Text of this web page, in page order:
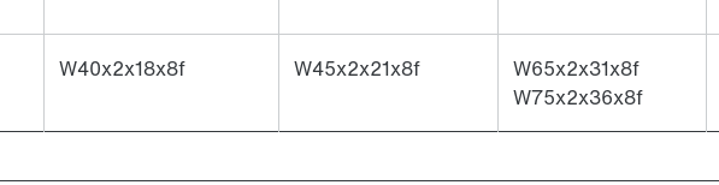
W40x2x18x8f W45x2x21x8f
W65x2x31x8f
W75x2x36x8f